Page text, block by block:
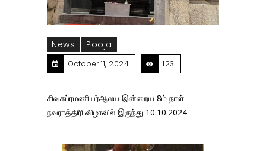
News Pooja
October 11, 2024 123
சிவசுப்ரமணியர்ஆலய இன்றைய 8ம் நாள்
நவராத்திரி விழாவில் இருந்து 10.10.2024